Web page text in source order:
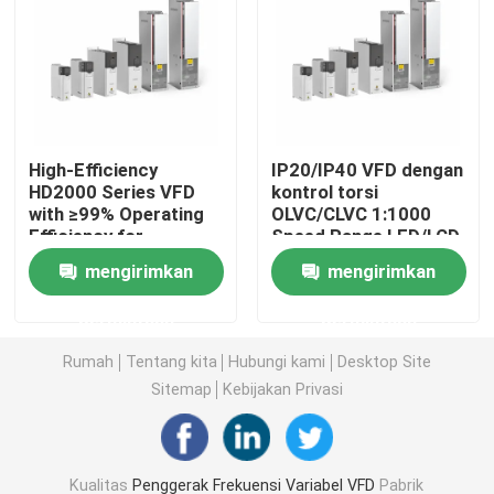
Konverter Frekuensi Variabel
Inverter Frekuensi PKS
Inverter Penggerak Frekuensi
Pengoptimal Surya
High-Efficiency
HD2000 Series VFD
with ≥99% Operating
Efficiency for
Industrial Motor
Drives mengirimkan
IP20/IP40 VFD dengan
kontrol torsi
OLVC/CLVC 1:1000
Speed Range LED/LCD
Keyboard
mengirimkan
Rumah Tentang kita Hubungi kami
Desktop Site
Sitemap
Kebijakan Privasi
Kualitas Penggerak Frekuensi Variabel VFD Pabrik